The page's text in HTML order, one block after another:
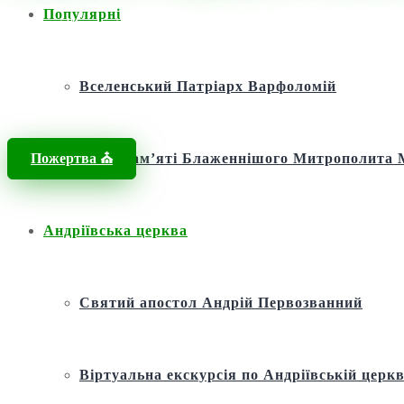
Популярні
Вселенський Патріарх Варфоломій
Фонд пам’яті Блаженнішого
Андріївська церква
Святий апостол Андрій Первозванний
Віртуальна екскурсія по Андріївській
Пожертва ⛪️
Головна / Новини /